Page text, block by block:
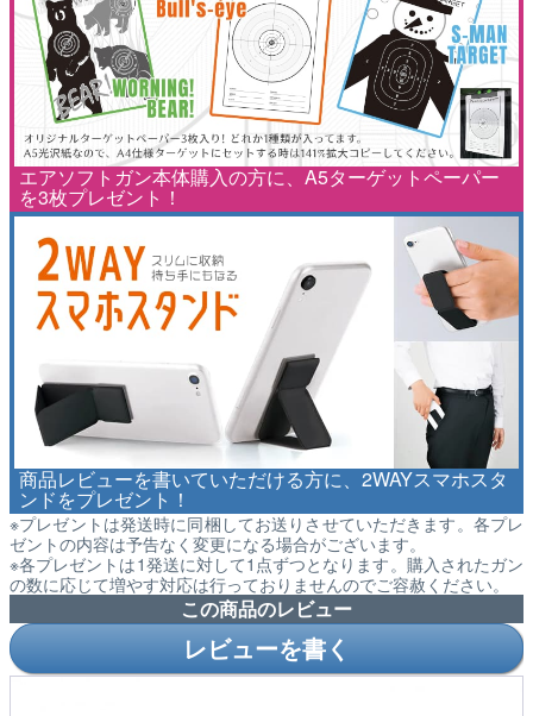
エアソフトガン本体購入の方に、A5ターゲットペーパー
を3枚プレゼント！
商品レビューを書いていただける方に、2WAYスマホスタ
ンドをプレゼント！
※プレゼントは発送時に同梱してお送りさせていただきます。各プレ
ゼントの内容は予告なく変更になる場合がございます。
※各プレゼントは1発送に対して1点ずつとなります。購入されたガン
の数に応じて増やす対応は行っておりませんのでご容赦ください。
この商品のレビュー
レビューを書く